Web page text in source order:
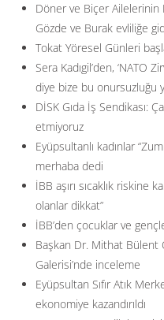
Döner ve Biçer Ailelerinin
Gözde ve Burak evliliğe
Tokat Yöresel Günleri
Sera Kadıgil’den, ‘NATO
diye bize bu onursuzluğu
DİSK Gıda İş Sendikası:
etmiyoruz
Eyüpsultanlı kadınlar
merhaba dedi
İBB aşırı sıcaklık riskine
olanlar dikkat”
İBB’den çocuklar ve
Başkan Dr. Mithat Bülent
Galerisi’nde inceleme
Eyüpsultan Sıfır Atık
ekonomiye kazandırıldı